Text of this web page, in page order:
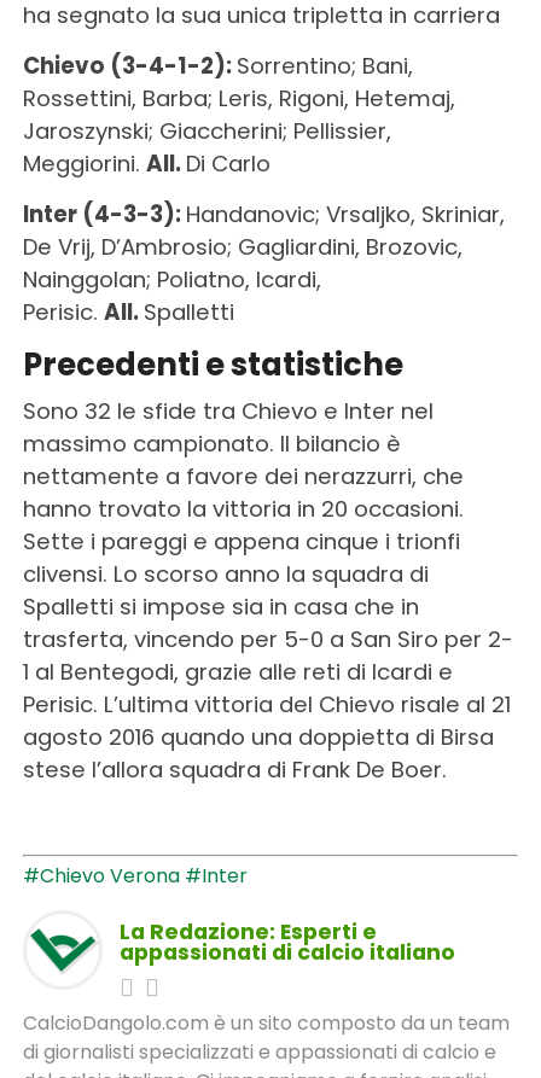
ha segnato la sua unica tripletta in carriera
Chievo (3-4-1-2): Sorrentino; Bani,
Rossettini, Barba; Leris, Rigoni, Hetemaj,
Jaroszynski; Giaccherini; Pellissier,
Meggiorini. All. Di Carlo
Inter (4-3-3): Handanovic; Vrsaljko, Skriniar,
De Vrij, D’Ambrosio; Gagliardini, Brozovic,
Nainggolan; Poliatno, Icardi,
Perisic. All. Spalletti
Precedenti e statistiche
Sono 32 le sfide tra Chievo e Inter nel
massimo campionato. Il bilancio è
nettamente a favore dei nerazzurri, che
hanno trovato la vittoria in 20 occasioni.
Sette i pareggi e appena cinque i trionfi
clivensi. Lo scorso anno la squadra di
Spalletti si impose sia in casa che in
trasferta, vincendo per 5-0 a San Siro per 2-
1 al Bentegodi, grazie alle reti di Icardi e
Perisic. L’ultima vittoria del Chievo risale al 21
agosto 2016 quando una doppietta di Birsa
stese l’allora squadra di Frank De Boer.
#Chievo Verona #Inter
La Redazione: Esperti e
appassionati di calcio italiano
CalcioDangolo.com è un sito composto da un team
di giornalisti specializzati e appassionati di calcio e